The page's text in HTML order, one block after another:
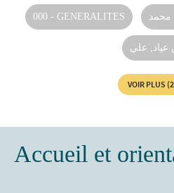
000 - GENERALITES
عياد, علي
VOIR PLUS
Accueil et